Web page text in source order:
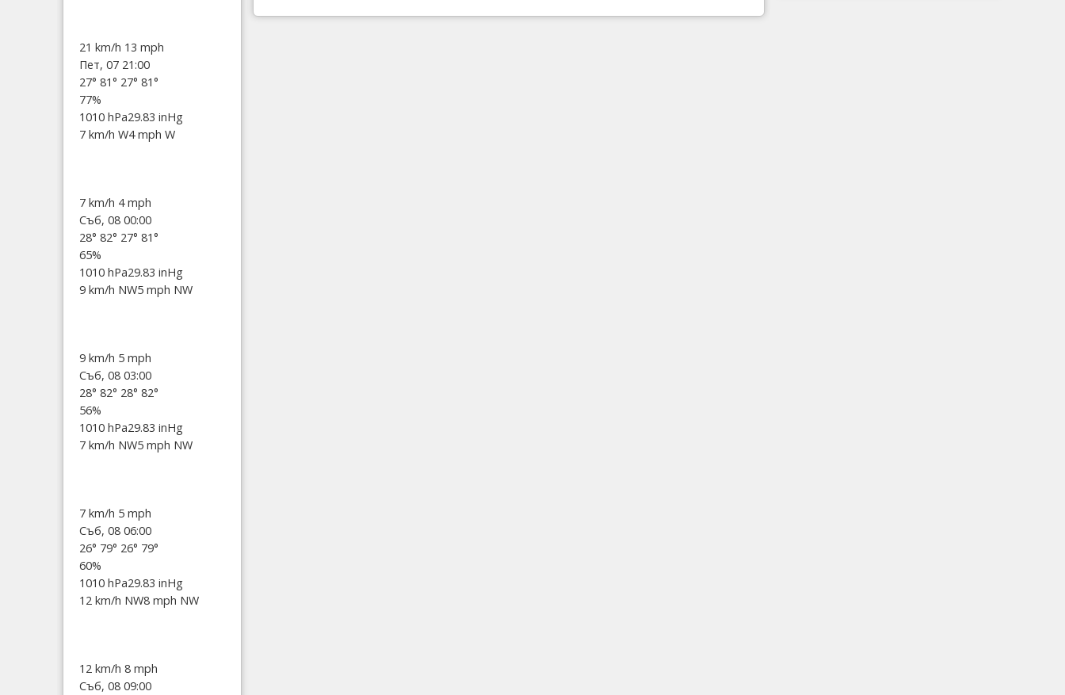
21 km/h 13 mph
Пет, 07 21:00
27° 81° 27° 81°
77%
1010 hPa29.83 inHg
7 km/h W4 mph W
7 km/h 4 mph
Съб, 08 00:00
28° 82° 27° 81°
65%
1010 hPa29.83 inHg
9 km/h NW5 mph NW
9 km/h 5 mph
Съб, 08 03:00
28° 82° 28° 82°
56%
1010 hPa29.83 inHg
7 km/h NW5 mph NW
7 km/h 5 mph
Съб, 08 06:00
26° 79° 26° 79°
60%
1010 hPa29.83 inHg
12 km/h NW8 mph NW
12 km/h 8 mph
Съб, 08 09:00